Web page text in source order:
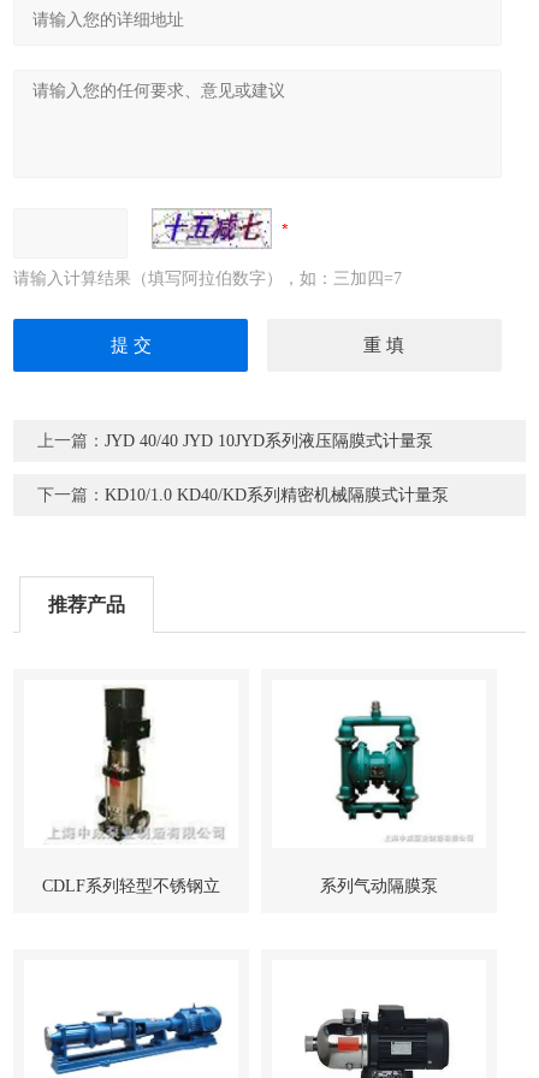
请输入计算结果（填写阿拉伯数字），如：三加四=7
上一篇：JYD 40/40 JYD 10JYD系列液压隔膜式计量泵
下一篇：KD10/1.0 KD40/KD系列精密机械隔膜式计量泵
推荐产品
CDLF系列轻型不锈钢立 系列气动隔膜泵